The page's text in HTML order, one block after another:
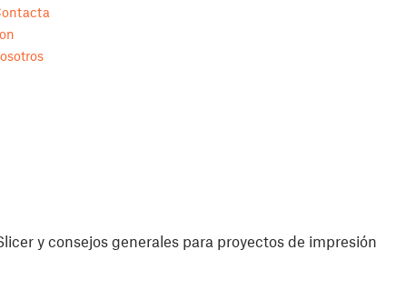
y consejos generales para proyectos de impresión